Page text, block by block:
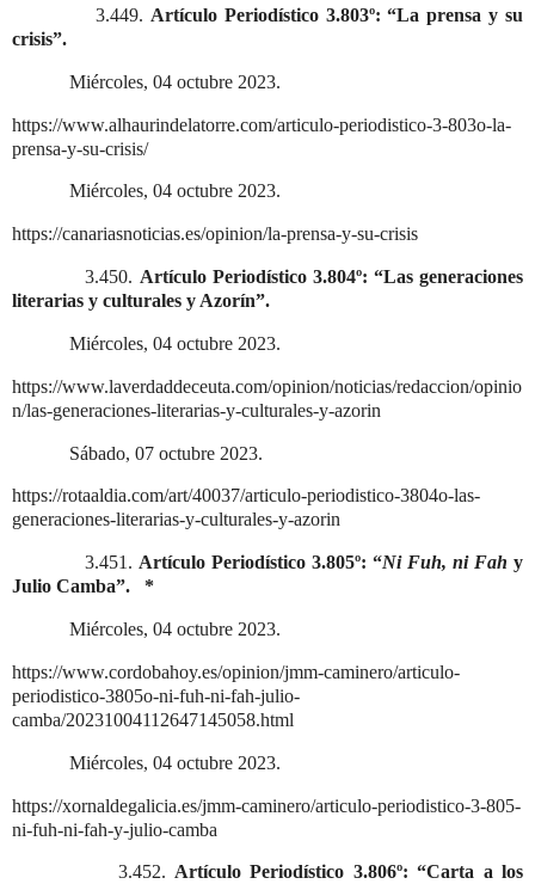
3.449. Artículo Periodístico 3.803º: “La prensa y su
crisis”.
Miércoles, 04 octubre 2023.
https://www.alhaurindelatorre.com/articulo-periodistico-3-803o-la-
prensa-y-su-crisis/
Miércoles, 04 octubre 2023.
https://canariasnoticias.es/opinion/la-prensa-y-su-crisis
3.450. Artículo Periodístico 3.804º: “Las generaciones
literarias y culturales y Azorín”.
Miércoles, 04 octubre 2023.
https://www.laverdaddeceuta.com/opinion/noticias/redaccion/opinio
n/las-generaciones-literarias-y-culturales-y-azorin
Sábado, 07 octubre 2023.
https://rotaaldia.com/art/40037/articulo-periodistico-3804o-las-
generaciones-literarias-y-culturales-y-azorin
3.451. Artículo Periodístico 3.805º: “Ni Fuh, ni Fah y
Julio Camba”.
*
Miércoles, 04 octubre 2023.
https://www.cordobahoy.es/opinion/jmm-caminero/articulo-
periodistico-3805o-ni-fuh-ni-fah-julio-
camba/20231004112647145058.html
Miércoles, 04 octubre 2023.
https://xornaldegalicia.es/jmm-caminero/articulo-periodistico-3-805-
ni-fuh-ni-fah-y-julio-camba
3.452.Artículo Periodístico 3.806º: “Carta a los